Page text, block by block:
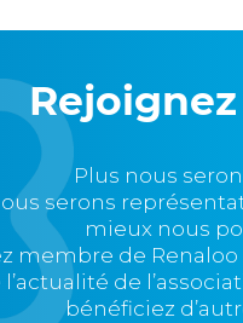
Plus nous
serons
mieux nous
membre de
l’actualité de
bénéficiez